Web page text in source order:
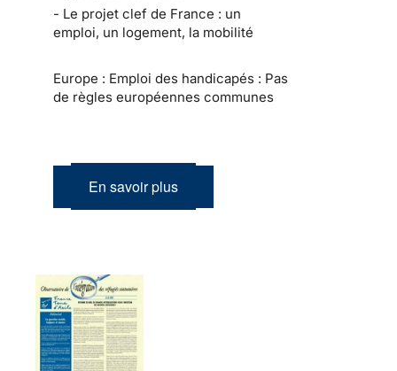
- Le projet clef de France : un
emploi, un logement, la mobilité
Europe : Emploi des handicapés : Pas
de règles européennes communes
En savoir plus